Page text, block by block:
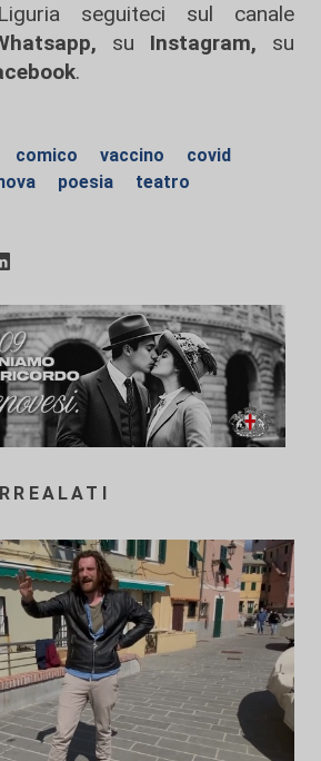
seguiteci sul canale
su Instagram, su
.
comico vaccino
covid
poesia teatro